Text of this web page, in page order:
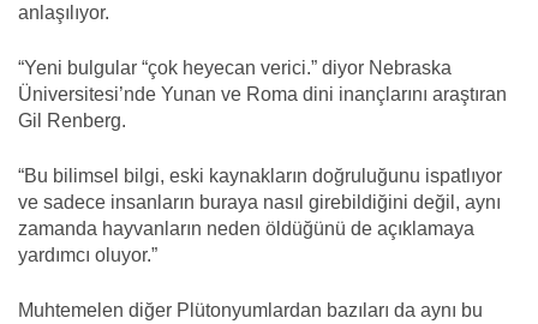
anlaşılıyor.
“Yeni bulgular “çok heyecan verici.” diyor Nebraska
Üniversitesi’nde Yunan ve Roma dini inançlarını araştıran
Gil Renberg.
“Bu bilimsel bilgi, eski kaynakların doğruluğunu ispatlıyor
ve sadece insanların buraya nasıl girebildiğini değil, aynı
zamanda hayvanların neden öldüğünü de açıklamaya
yardımcı oluyor.”
Muhtemelen diğer Plütonyumlardan bazıları da aynı bu